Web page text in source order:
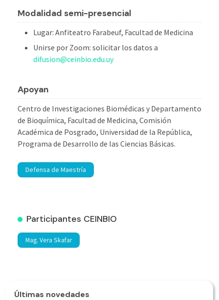
Modalidad semi-presencial
Lugar: Anfiteatro Farabeuf, Facultad de Medicina
Unirse por Zoom: solicitar los datos a
difusion@ceinbio.edu.uy
Apoyan
Centro de Investigaciones Biomédicas y Departamento
de Bioquímica, Facultad de Medicina, Comisión
Académica de Posgrado, Universidad de la República,
Programa de Desarrollo de las Ciencias Básicas.
Defensa de Maestría
Participantes CEINBIO
Mag. Vera Skafar
Últimas novedades